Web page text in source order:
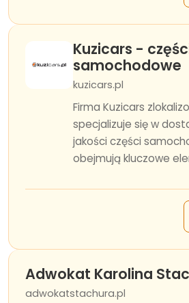
Kuzicars -
samochodowe
kuzicars.pl
Firma Kuzicars
specjalizuje się w
jakości części
obejmują kluczowe
Adwokat Karolina
adwokatstachura.pl